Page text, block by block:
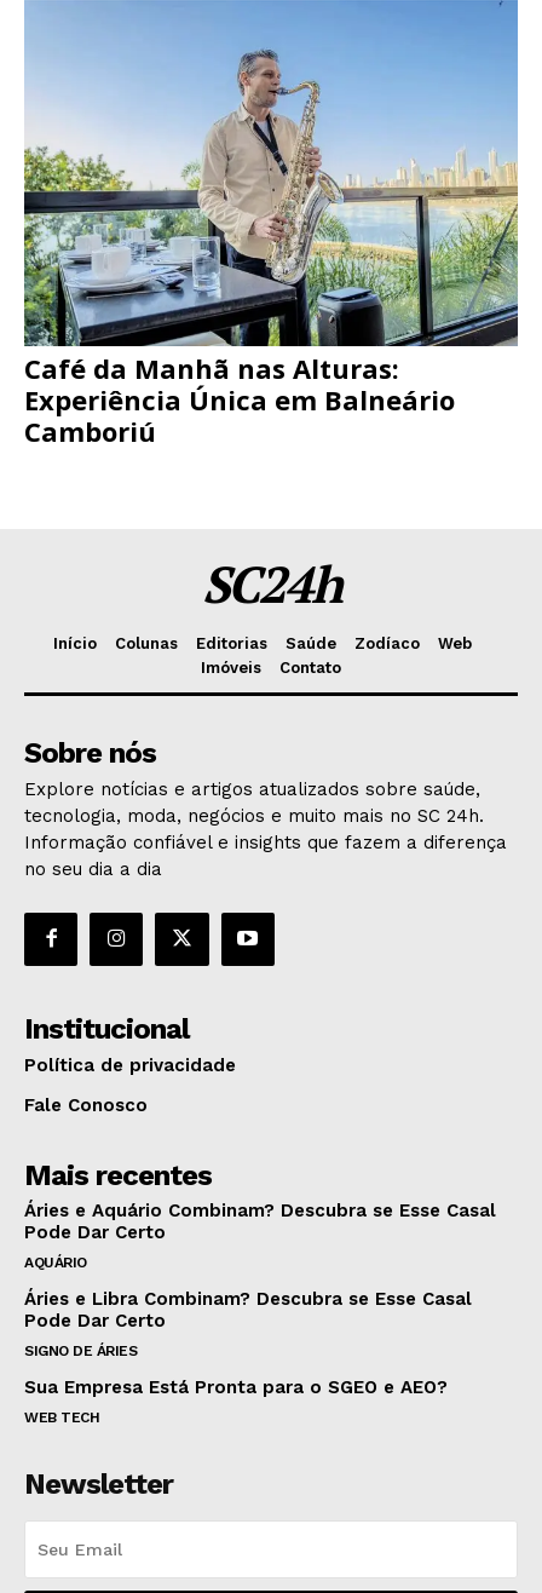
Café da Manhã nas Alturas:
Experiência Única em Balneário
Camboriú
SC24h
Início Colunas Editorias Saúde Zodíaco
Web
Imóveis
Contato
Sobre nós
Explore notícias e artigos atualizados sobre saúde,
tecnologia, moda, negócios e muito mais no SC 24h.
Informação confiável e insights que fazem a diferença
no seu dia a dia
Institucional
Política de privacidade
Fale Conosco
Mais recentes
Áries e Aquário Combinam? Descubra se Esse Casal
Pode Dar Certo
AQUÁRIO
Áries e Libra Combinam? Descubra se Esse Casal
Pode Dar Certo
SIGNO DE ÁRIES
Sua Empresa Está Pronta para o SGEO e AEO?
WEB TECH
Newsletter